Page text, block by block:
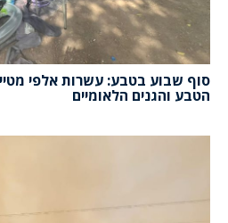
סוף שבוע בטבע: עשרות אלפי
הטבע והגנים הלאומיים